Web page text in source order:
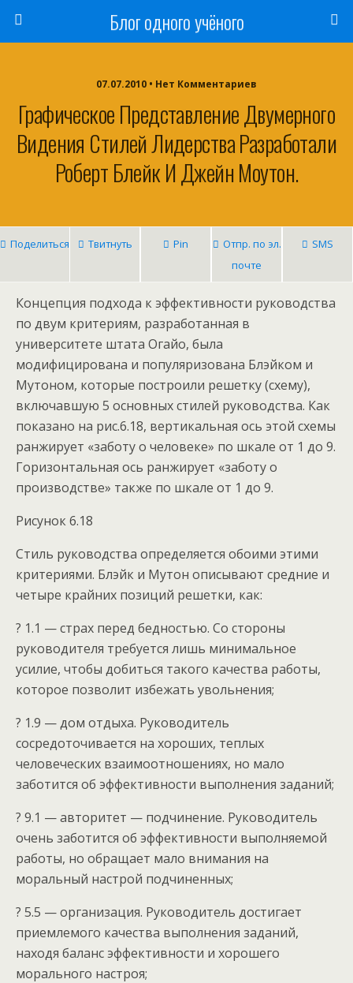
Блог одного учёного
07.07.2010 • Нет Комментариев
Графическое Представление Двумерного
Видения Стилей Лидерства Разработали
Роберт Блейк И Джейн Моутон.
Поделиться Твитнуть Pin
Отпр. по эл.
почте
SMS
Концепция подхода к эффективности руководства
по двум критериям, разработанная в
университете штата Огайо, была
модифицирована и популяризована Блэйком и
Мутоном, которые построили решетку (схему),
включавшую 5 основных стилей руководства. Как
показано на рис.6.18, вертикальная ось этой схемы
ранжирует «заботу о человеке» по шкале от 1 до 9.
Горизонтальная ось ранжирует «заботу о
производстве» также по шкале от 1 до 9.
Рисунок 6.18
Стиль руководства определяется обоими этими
критериями. Блэйк и Мутон описывают средние и
четыре крайних позиций решетки, как:
? 1.1 — страх перед бедностью. Со стороны
руководителя требуется лишь минимальное
усилие, чтобы добиться такого качества работы,
которое позволит избежать увольнения;
? 1.9 — дом отдыха. Руководитель
сосредоточивается на хороших, теплых
человеческих взаимоотношениях, но мало
заботится об эффективности выполнения заданий;
? 9.1 — авторитет — подчинение. Руководитель
очень заботится об эффективности выполняемой
работы, но обращает мало внимания на
моральный настрой подчиненных;
? 5.5 — организация. Руководитель достигает
приемлемого качества выполнения заданий,
находя баланс эффективности и хорошего
морального настроя;